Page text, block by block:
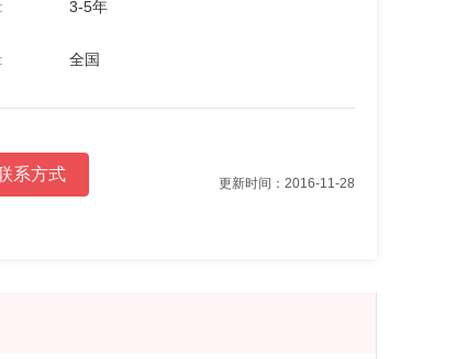
3-5年
全国
系方式 更新时间：2016-11-28